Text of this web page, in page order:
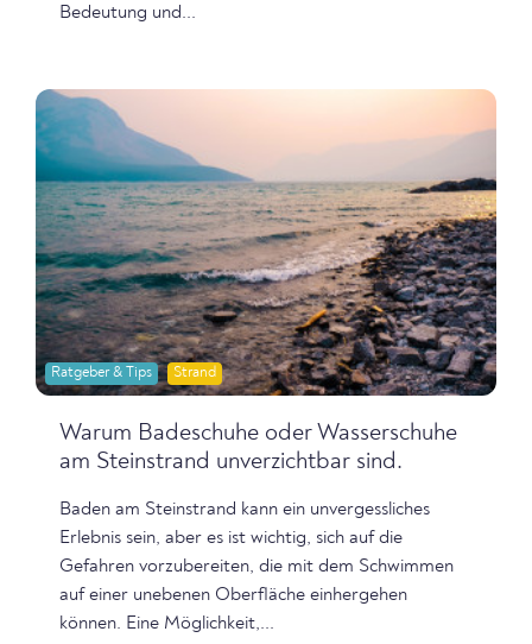
Bedeutung und...
Ratgeber & Tips Strand
Warum Badeschuhe oder Wasserschuhe
am Steinstrand unverzichtbar sind.
Baden am Steinstrand kann ein unvergessliches
Erlebnis sein, aber es ist wichtig, sich auf die
Gefahren vorzubereiten, die mit dem Schwimmen
auf einer unebenen Oberfläche einhergehen
können. Eine Möglichkeit,...